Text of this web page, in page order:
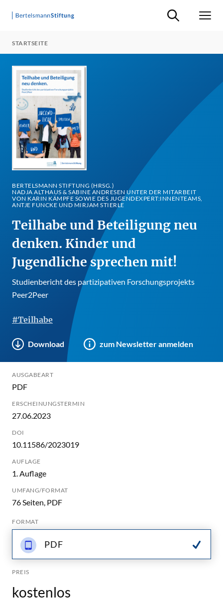
Suche ein-/
STARTSEITE
BERTELSMANN STIFTUNG (HRSG.)
NADJA ALTHAUS & SABINE ANDRESEN UNTER DER MITARBEIT
VON KARIN KÄMPFE SOWIE DES JUGENDEXPERT:INNENTEAMS,
ANTJE FUNCKE UND MIRJAM STIERLE
Teilhabe und Beteiligung neu
denken. Kinder und
Jugendliche sprechen mit!
Studienbericht des partizipativen Forschungsprojekts
Peer2Peer
#Teilhabe
Download zum Newsletter anmelden
AUSGABEART
PDF
ERSCHEINUNGSTERMIN
27.06.2023
DOI
10.11586/2023019
AUFLAGE
1. Auflage
UMFANG/FORMAT
76 Seiten, PDF
FORMAT
PDF
PREIS
kostenlos